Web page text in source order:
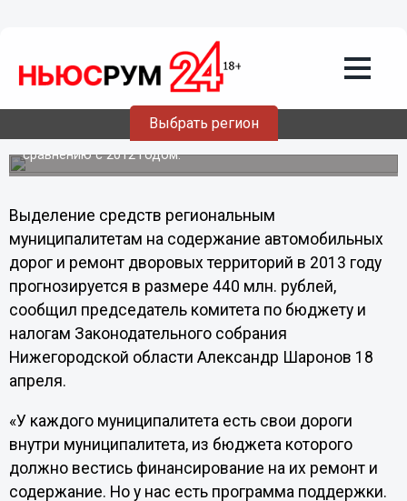
Выбрать регион
муниципалитетам Нижегородской
области на содержание дорог из
областного бюджета
Финансирование поддержки областного правительства
муниципалитетам увеличится на 80 млн. рублей по
сравнению с 2012 годом.
Выделение средств региональным
муниципалитетам на содержание автомобильных
дорог и ремонт дворовых территорий в 2013 году
прогнозируется в размере 440 млн. рублей,
сообщил председатель комитета по бюджету и
налогам Законодательного собрания
Нижегородской области Александр Шаронов 18
апреля.
«У каждого муниципалитета есть свои дороги
внутри муниципалитета, из бюджета которого
должно вестись финансирование на их ремонт и
содержание. Но у нас есть программа поддержки.